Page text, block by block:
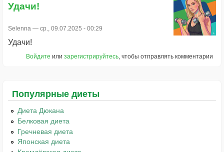
Удачи!
Selenna — ср., 09.07.2025 - 00:29
Удачи!
Войдите или зарегистрируйтесь, чтобы отправлять комментарии
Популярные диеты
Диета Дюкана
Белковая диета
Гречневая диета
Японская диета